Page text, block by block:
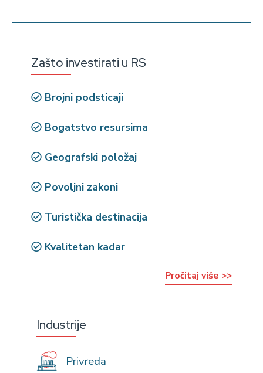
Zašto investirati u RS
Brojni podsticaji
Bogatstvo resursima
Geografski položaj
Povoljni zakoni
Turistička destinacija
Kvalitetan kadar
Pročitaj više >>
Industrije
Privreda